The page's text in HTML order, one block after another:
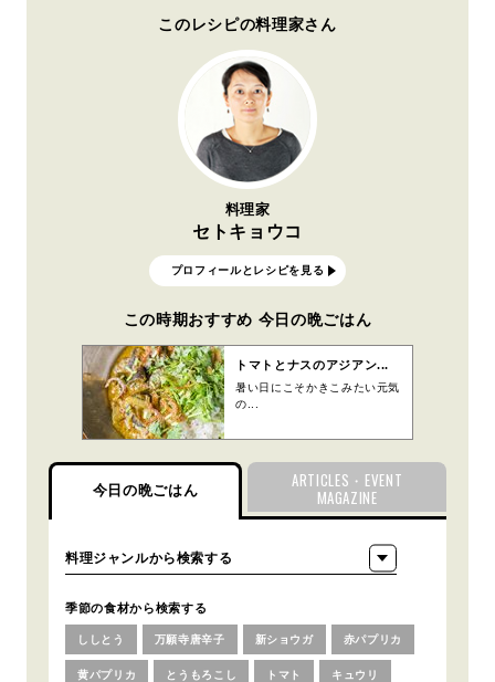
このレシピの料理家さん
料理家
セトキョウコ
プロフィールとレシピを見る
この時期おすすめ 今日の晩ごはん
トマトとナスのアジアン...
暑い日にこそかきこみたい元気
の...
今日の晩ごはん
ARTICLES・EVENT
MAGAZINE
季節の食材から検索する
ししとう 万願寺唐辛子 新ショウガ 赤パプリカ
黄パプリカ とうもろこし トマト キュウリ